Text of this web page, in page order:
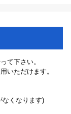
て下さい。
いただけます。
くなります)